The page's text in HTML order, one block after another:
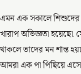
এমন এক সকালে শিশুদের
খারাপ অভিজ্ঞতা হয়েছে৷
থাকলে তাদের মন শান্ত
আমরা এক পা পিছিয়ে